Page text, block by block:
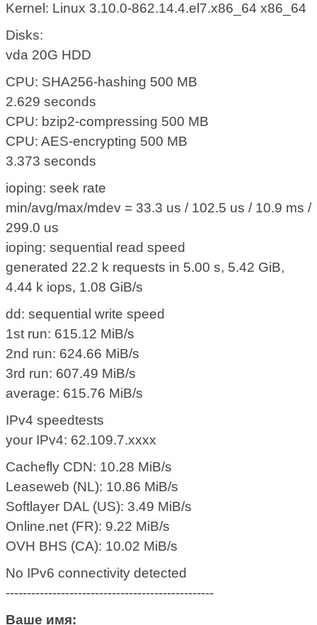
Kernel: Linux 3.10.0-862.14.4.el7.x86_64 x86_64
Disks:
vda 20G HDD
CPU: SHA256-hashing 500 MB
2.629 seconds
CPU: bzip2-compressing 500 MB
CPU: AES-encrypting 500 MB
3.373 seconds
ioping: seek rate
min/avg/max/mdev = 33.3 us / 102.5 us / 10.9 ms /
299.0 us
ioping: sequential read speed
generated 22.2 k requests in 5.00 s, 5.42 GiB,
4.44 k iops, 1.08 GiB/s
dd: sequential write speed
1st run: 615.12 MiB/s
2nd run: 624.66 MiB/s
3rd run: 607.49 MiB/s
average: 615.76 MiB/s
IPv4 speedtests
your IPv4: 62.109.7.xxxx
Cachefly CDN: 10.28 MiB/s
Leaseweb (NL): 10.86 MiB/s
Softlayer DAL (US): 3.49 MiB/s
Online.net (FR): 9.22 MiB/s
OVH BHS (CA): 10.02 MiB/s
No IPv6 connectivity detected
-------------------------------------------------
Ваше имя: